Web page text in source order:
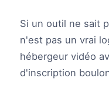
Si un outil ne sait
n'est pas un vrai
hébergeur vidéo
d'inscription